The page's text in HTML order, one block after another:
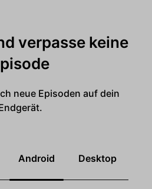
verpasse keine
neue Episoden auf dein
Android Desktop